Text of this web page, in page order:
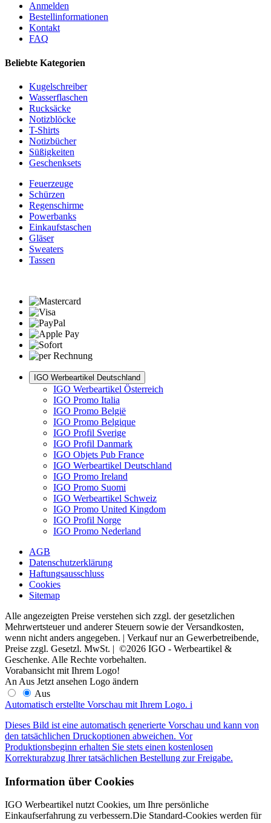
Anmelden
Bestellinformationen
Kontakt
FAQ
Beliebte Kategorien
Kugelschreiber
Wasserflaschen
Rucksäcke
Notizblöcke
T-Shirts
Notizbücher
Süßigkeiten
Geschenksets
Feuerzeuge
Schürzen
Regenschirme
Powerbanks
Einkaufstaschen
Gläser
Sweaters
Tassen
IGO Werbeartikel Deutschland
IGO Werbeartikel Österreich
IGO Promo Italia
IGO Promo België
IGO Promo Belgique
IGO Profil Sverige
IGO Profil Danmark
IGO Objets Pub France
IGO Werbeartikel Deutschland
IGO Promo Ireland
IGO Promo Suomi
IGO Werbeartikel Schweiz
IGO Promo United Kingdom
IGO Profil Norge
IGO Promo Nederland
AGB
Datenschutzerklärung
Haftungsausschluss
Cookies
Sitemap
Alle angezeigten Preise verstehen sich zzgl. der gesetzlichen
Mehrwertsteuer und anderer Steuern sowie der Versandkosten,
wenn nicht anders angegeben. | Verkauf nur an Gewerbetreibende,
Preise zzgl. Gesetzl. MwSt. | ©2026 IGO - Werbeartikel &
Geschenke. Alle Rechte vorbehalten.
Vorabansicht mit Ihrem Logo!
An Aus Jetzt ansehen Logo ändern
Aus
Automatisch erstellte Vorschau mit Ihrem Logo. i
Dieses Bild ist eine automatisch generierte Vorschau und kann von
den tatsächlichen Druckoptionen abweichen. Vor
Produktionsbeginn erhalten Sie stets einen kostenlosen
Korrekturabzug Ihrer tatsächlichen Bestellung zur Freigabe.
Information über Cookies
IGO Werbeartikel nutzt Cookies, um Ihre persönliche
Einkaufserfahrung zu verbessern.Die Standard-Cookies werden für